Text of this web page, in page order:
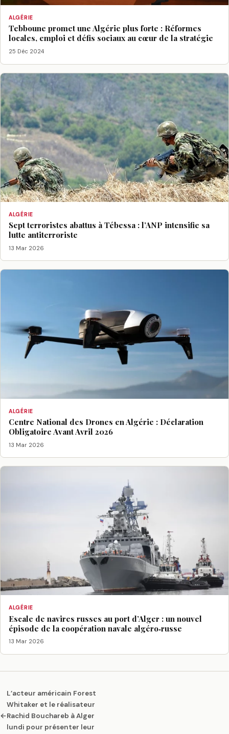
ALGÉRIE
Tebboune promet une Algérie plus forte : Réformes
locales, emploi et défis sociaux au cœur de la stratégie
25 Déc 2024
ALGÉRIE
Sept terroristes abattus à Tébessa : l’ANP intensifie sa
lutte antiterroriste
13 Mar 2026
ALGÉRIE
Centre National des Drones en Algérie : Déclaration
Obligatoire Avant Avril 2026
13 Mar 2026
ALGÉRIE
Escale de navires russes au port d’Alger : un nouvel
épisode de la coopération navale algéro‑russe
13 Mar 2026
←
L’acteur américain Forest
Whitaker et le réalisateur
Rachid Bouchareb à Alger
lundi pour présenter leur